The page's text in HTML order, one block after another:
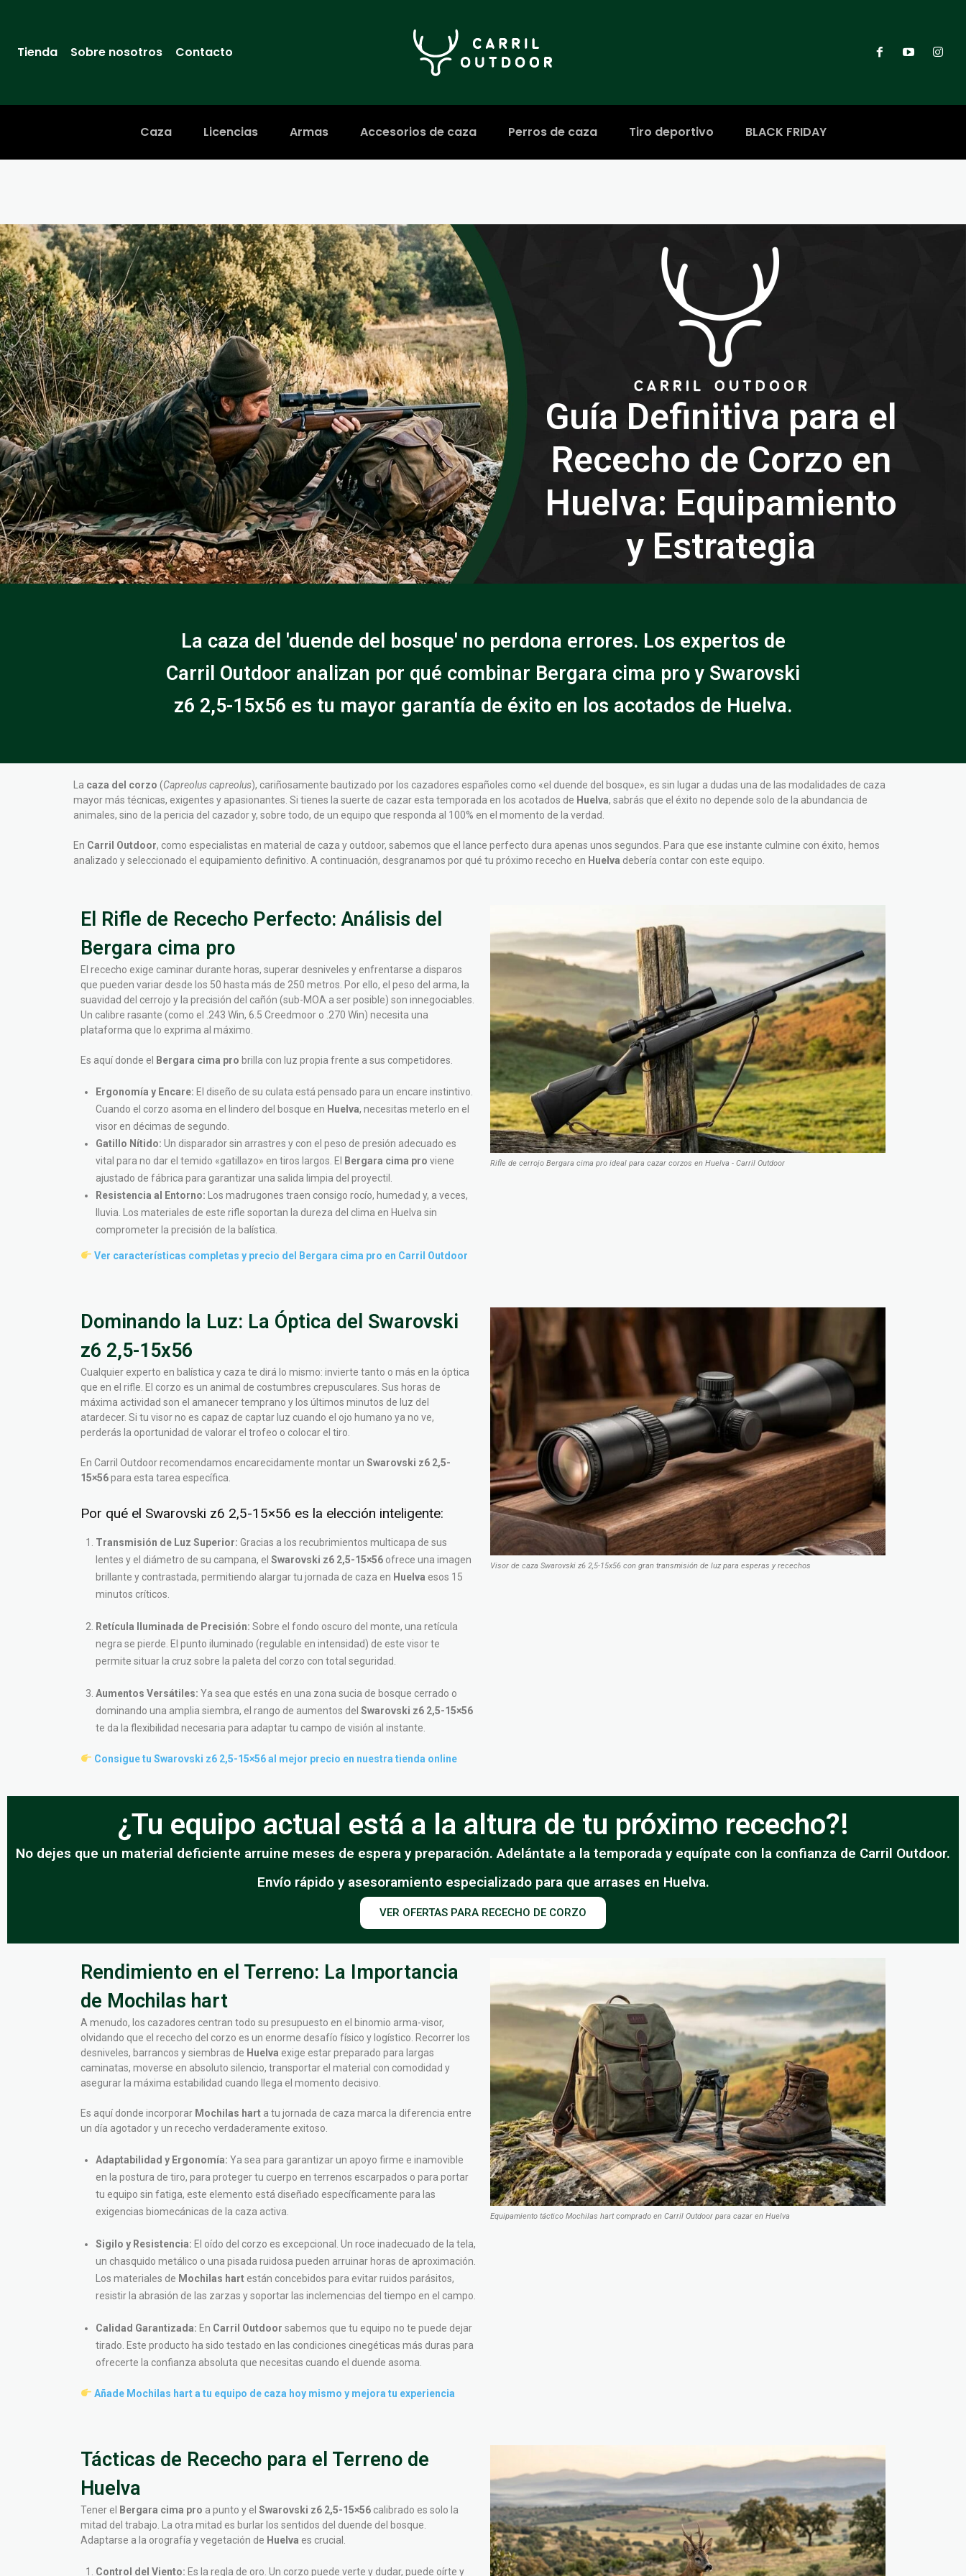
Tienda Sobre nosotros Contacto
Caza Licencias Armas Accesorios de caza Perros de caza Tiro deportivo BLACK FRIDAY
Guía Definitiva para el
Rececho de Corzo en
Huelva: Equipamiento
y Estrategia
La caza del 'duende del bosque' no perdona errores. Los expertos de
Carril Outdoor analizan por qué combinar Bergara cima pro y Swarovski
z6 2,5-15x56 es tu mayor garantía de éxito en los acotados de Huelva.
La caza del corzo (Capreolus capreolus), cariñosamente bautizado por los cazadores españoles como «el duende del bosque», es sin lugar a dudas una de las modalidades de caza
mayor más técnicas, exigentes y apasionantes. Si tienes la suerte de cazar esta temporada en los acotados de Huelva, sabrás que el éxito no depende solo de la abundancia de
animales, sino de la pericia del cazador y, sobre todo, de un equipo que responda al 100% en el momento de la verdad.
En Carril Outdoor, como especialistas en material de caza y outdoor, sabemos que el lance perfecto dura apenas unos segundos. Para que ese instante culmine con éxito, hemos
analizado y seleccionado el equipamiento definitivo. A continuación, desgranamos por qué tu próximo rececho en Huelva debería contar con este equipo.
El Rifle de Rececho Perfecto: Análisis del
Bergara cima pro
El rececho exige caminar durante horas, superar desniveles y enfrentarse a disparos
que pueden variar desde los 50 hasta más de 250 metros. Por ello, el peso del arma, la
suavidad del cerrojo y la precisión del cañón (sub-MOA a ser posible) son innegociables.
Un calibre rasante (como el .243 Win, 6.5 Creedmoor o .270 Win) necesita una
plataforma que lo exprima al máximo.
Es aquí donde el Bergara cima pro brilla con luz propia frente a sus competidores.
Ergonomía y Encare: El diseño de su culata está pensado para un encare instintivo.
Cuando el corzo asoma en el lindero del bosque en Huelva, necesitas meterlo en el
visor en décimas de segundo.
Gatillo Nítido: Un disparador sin arrastres y con el peso de presión adecuado es
vital para no dar el temido «gatillazo» en tiros largos. El
Bergara cima pro viene
ajustado de fábrica para garantizar una salida limpia del proyectil.
Resistencia al Entorno: Los madrugones traen consigo rocío, humedad y, a veces,
lluvia. Los materiales de este rifle soportan la dureza del clima en Huelva sin
comprometer la precisión de la balística.
Ver características completas y precio del Bergara cima pro en Carril Outdoor
Rifle de cerrojo Bergara cima pro ideal para cazar corzos en Huelva - Carril Outdoor
Dominando la Luz: La Óptica del Swarovski
z6 2,5-15x56
Cualquier experto en balística y caza te dirá lo mismo: invierte tanto o más en la óptica
que en el rifle. El corzo es un animal de costumbres crepusculares. Sus horas de
máxima actividad son el amanecer temprano y los últimos minutos de luz del
atardecer. Si tu visor no es capaz de captar luz cuando el ojo humano ya no ve,
perderás la oportunidad de valorar el trofeo o colocar el tiro.
En Carril Outdoor recomendamos encarecidamente montar un Swarovski z6 2,5-
15×56para esta tarea específica.
Por qué el Swarovski z6 2,5-15×56 es la elección inteligente:
Transmisión de Luz Superior: Gracias a los recubrimientos multicapa de sus
lentes y el diámetro de su campana, el Swarovski z6 2,5-15×56 ofrece una imagen
brillante y contrastada, permitiendo alargar tu jornada de caza en Huelva esos 15
minutos críticos.
Retícula Iluminada de Precisión: Sobre el fondo oscuro del monte, una retícula
negra se pierde. El punto iluminado (regulable en intensidad) de este visor te
permite situar la cruz sobre la paleta del corzo con total seguridad.
Aumentos Versátiles: Ya sea que estés en una zona sucia de bosque cerrado o
dominando una amplia siembra, el rango de aumentos del Swarovski z6 2,5-15×56
te da la flexibilidad necesaria para adaptar tu campo de visión al instante.
Consigue tu Swarovski z6 2,5-15×56 al mejor precio en nuestra tienda online
Visor de caza Swarovski z6 2,5-15x56 con gran transmisión de luz para esperas y recechos
¿Tu equipo actual está a la altura de tu próximo rececho?!
No dejes que un material deficiente arruine meses de espera y preparación. Adelántate a la temporada y equípate con la confianza de Carril Outdoor.
Envío rápido y asesoramiento especializado para que arrases en Huelva.
VER OFERTAS PARA RECECHO DE CORZO
Rendimiento en el Terreno: La Importancia
de Mochilas hart
A menudo, los cazadores centran todo su presupuesto en el binomio arma-visor,
olvidando que el rececho del corzo es un enorme desafío físico y logístico. Recorrer los
desniveles, barrancos y siembras de Huelva exige estar preparado para largas
caminatas, moverse en absoluto silencio, transportar el material con comodidad y
asegurar la máxima estabilidad cuando llega el momento decisivo.
Es aquí donde incorporar Mochilas hart a tu jornada de caza marca la diferencia entre
un día agotador y un rececho verdaderamente exitoso.
Adaptabilidad y Ergonomía: Ya sea para garantizar un apoyo firme e inamovible
en la postura de tiro, para proteger tu cuerpo en terrenos escarpados o para portar
tu equipo sin fatiga, este elemento está diseñado específicamente para las
exigencias biomecánicas de la caza activa.
Sigilo y Resistencia: El oído del corzo es excepcional. Un roce inadecuado de la tela,
un chasquido metálico o una pisada ruidosa pueden arruinar horas de aproximación.
Los materiales de Mochilas hart están concebidos para evitar ruidos parásitos,
resistir la abrasión de las zarzas y soportar las inclemencias del tiempo en el campo.
Calidad Garantizada: En Carril Outdoor sabemos que tu equipo no te puede dejar
tirado. Este producto ha sido testado en las condiciones cinegéticas más duras para
ofrecerte la confianza absoluta que necesitas cuando el duende asoma.
Añade Mochilas hart a tu equipo de caza hoy mismo y mejora tu experiencia
Equipamiento táctico Mochilas hart comprado en Carril Outdoor para cazar en Huelva
Tácticas de Rececho para el Terreno de
Huelva
Tener el Bergara cima pro a punto y el Swarovski z6 2,5-15×56 calibrado es solo la
mitad del trabajo. La otra mitad es burlar los sentidos del duende del bosque.
Adaptarse a la orografía y vegetación de Huelva es crucial.
Control del Viento: Es la regla de oro. Un corzo puede verte y dudar, puede oírte y